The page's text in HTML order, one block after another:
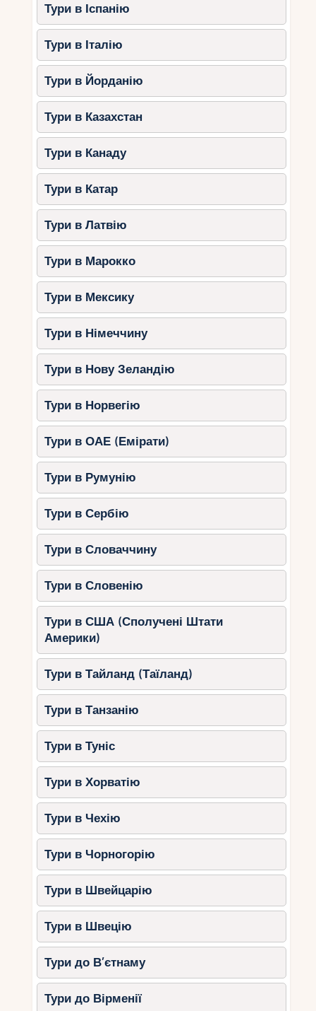
Тури в Іспанію
Тури в Італію
Тури в Йорданію
Тури в Казахстан
Тури в Канаду
Тури в Катар
Тури в Латвію
Тури в Марокко
Тури в Мексику
Тури в Німеччину
Тури в Нову Зеландію
Тури в Норвегію
Тури в ОАЕ (Емірати)
Тури в Румунію
Тури в Сербію
Тури в Словаччину
Тури в Словенію
Тури в США (Сполучені Штати
Америки)
Тури в Тайланд (Таїланд)
Тури в Танзанію
Тури в Туніс
Тури в Хорватію
Тури в Чехію
Тури в Чорногорію
Тури в Швейцарію
Тури в Швецію
Тури до В’єтнаму
Тури до Вірменії